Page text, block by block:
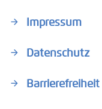
Impressum
Datenschutz
Barrierefreiheit